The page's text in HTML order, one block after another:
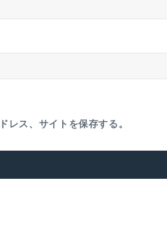
レス、サイトを保存する。